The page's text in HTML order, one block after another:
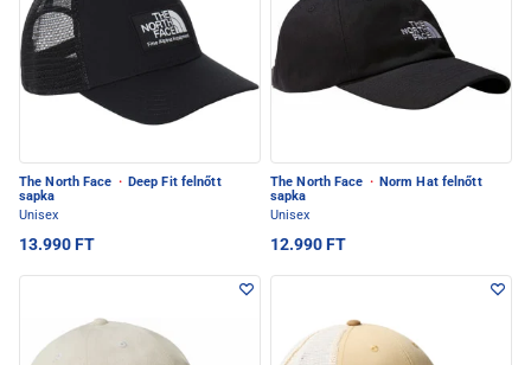
The North Face · Deep Fit felnőtt
sapka
Unisex
13.990 FT
The North Face · Norm Hat felnőtt
sapka
Unisex
12.990 FT